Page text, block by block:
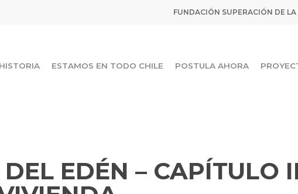
FUNDACIÓN SUPERACIÓN DE
ESTAMOS EN TODO CHILE POSTULA AHORA
EDÉN – CAPÍTULO